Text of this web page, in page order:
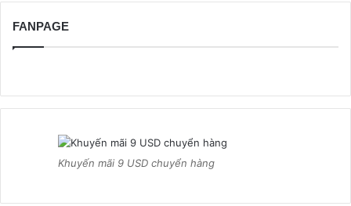
FANPAGE
Khuyến mãi 9 USD chuyển hàng